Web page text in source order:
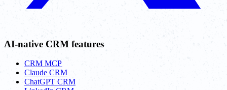
AI-native CRM features
CRM MCP
Claude CRM
ChatGPT CRM